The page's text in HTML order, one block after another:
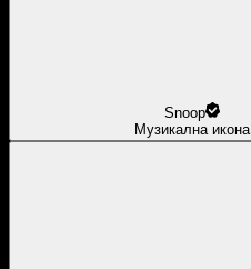
Snoop
Музикална икона